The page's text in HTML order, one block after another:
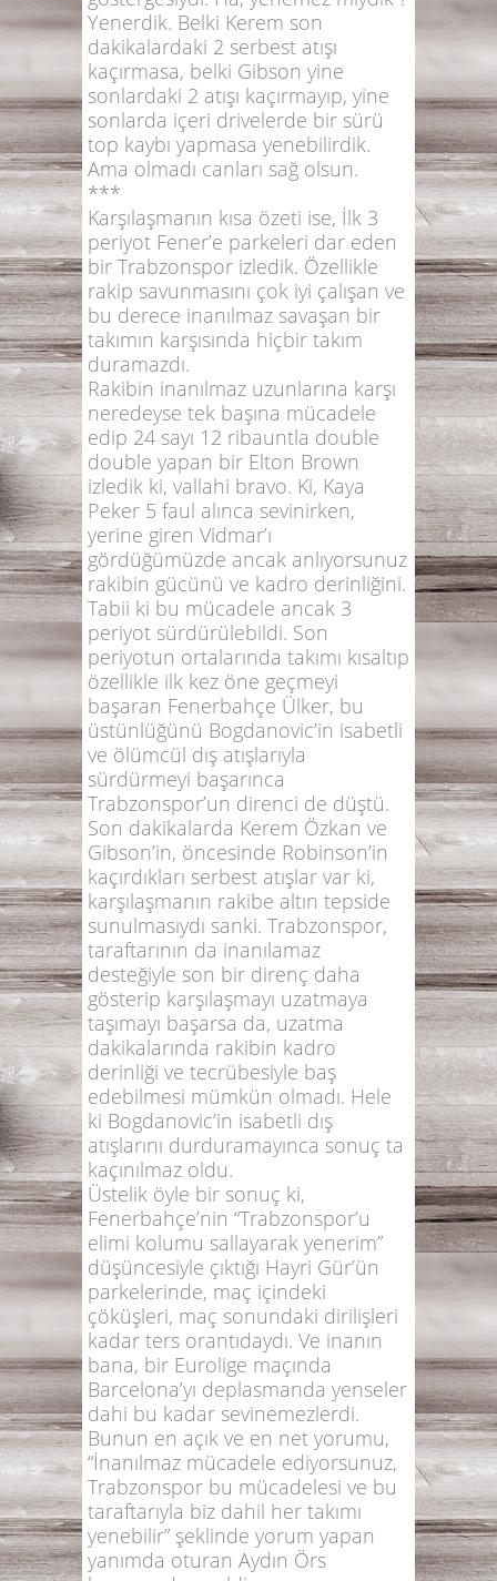
Yenerdik. Belki Kerem son
dakikalardaki 2 serbest atışı
kaçırmasa, belki Gibson yine
sonlardaki 2 atışı kaçırmayıp, yine
sonlarda içeri drivelerde bir sürü
top kaybı yapmasa yenebilirdik.
Ama olmadı canları sağ olsun.
***
Karşılaşmanın kısa özeti ise, İlk 3
periyot Fener’e parkeleri dar eden
bir Trabzonspor izledik. Özellikle
rakip savunmasını çok iyi çalışan ve
bu derece inanılmaz savaşan bir
takımın karşısında hiçbir takım
duramazdı.
Rakibin inanılmaz uzunlarına karşı
neredeyse tek başına mücadele
edip 24 sayı 12 ribauntla double
double yapan bir Elton Brown
izledik ki, vallahi bravo. Ki, Kaya
Peker 5 faul alınca sevinirken,
yerine giren Vidmar’ı
gördüğümüzde ancak anlıyorsunuz
rakibin gücünü ve kadro derinliğini.
Tabii ki bu mücadele ancak 3
periyot sürdürülebildi. Son
periyotun ortalarında takımı kısaltıp
özellikle ilk kez öne geçmeyi
başaran Fenerbahçe Ülker, bu
üstünlüğünü Bogdanovic’in isabetli
ve ölümcül dış atışlarıyla
sürdürmeyi başarınca
Trabzonspor’un direnci de düştü.
Son dakikalarda Kerem Özkan ve
Gibson’in, öncesinde Robinson’in
kaçırdıkları serbest atışlar var ki,
karşılaşmanın rakibe altın tepside
sunulmasıydı sanki. Trabzonspor,
taraftarının da inanılamaz
desteğiyle son bir direnç daha
gösterip karşılaşmayı uzatmaya
taşımayı başarsa da, uzatma
dakikalarında rakibin kadro
derinliği ve tecrübesiyle baş
edebilmesi mümkün olmadı. Hele
ki Bogdanovic’in isabetli dış
atışlarını durduramayınca sonuç ta
kaçınılmaz oldu.
Üstelik öyle bir sonuç ki,
Fenerbahçe’nin “Trabzonspor’u
elimi kolumu sallayarak yenerim”
düşüncesiyle çıktığı Hayri Gür’ün
parkelerinde, maç içindeki
çöküşleri, maç sonundaki dirilişleri
kadar ters orantıdaydı. Ve inanın
bana, bir Eurolige maçında
Barcelona’yı deplasmanda yenseler
dahi bu kadar sevinemezlerdi.
Bunun en açık ve en net yorumu,
“İnanılmaz mücadele ediyorsunuz,
Trabzonspor bu mücadelesi ve bu
taraftarıyla biz dahil her takımı
yenebilir” şeklinde yorum yapan
yanımda oturan Aydın Örs